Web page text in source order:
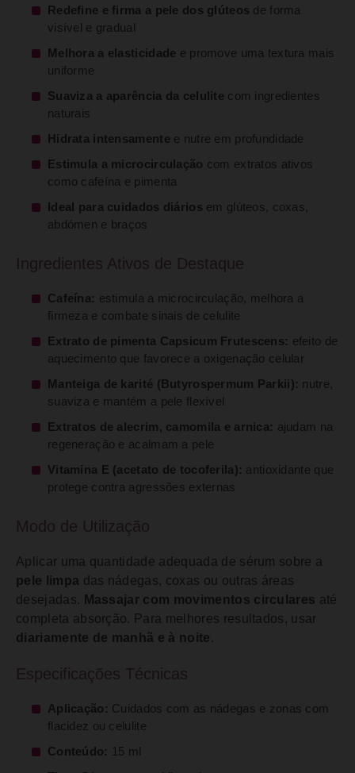
Redefine e firma a pele dos glúteos de forma
visível e gradual
Melhora a elasticidade e promove uma textura mais
uniforme
Suaviza a aparência da celulite com ingredientes
naturais
Hidrata intensamente e nutre em profundidade
Estimula a microcirculação com extratos ativos
como cafeína e pimenta
Ideal para cuidados diários em glúteos, coxas,
abdómen e braços
Ingredientes Ativos de Destaque
Cafeína: estimula a microcirculação, melhora a
firmeza e combate sinais de celulite
Extrato de pimenta Capsicum Frutescens: efeito de
aquecimento que favorece a oxigenação celular
Manteiga de karité (Butyrospermum Parkii): nutre,
suaviza e mantém a pele flexível
Extratos de alecrim, camomila e arnica: ajudam na
regeneração e acalmam a pele
Vitamina E (acetato de tocoferila): antioxidante que
protege contra agressões externas
Modo de Utilização
Aplicar uma quantidade adequada de sérum sobre a
pele limpa das nádegas, coxas ou outras áreas
desejadas. Massajar com movimentos circulares até
completa absorção. Para melhores resultados, usar
diariamente de manhã e à noite .
Especificações Técnicas
Aplicação: Cuidados com as nádegas e zonas com
flacidez ou celulite
Conteúdo: 15 ml